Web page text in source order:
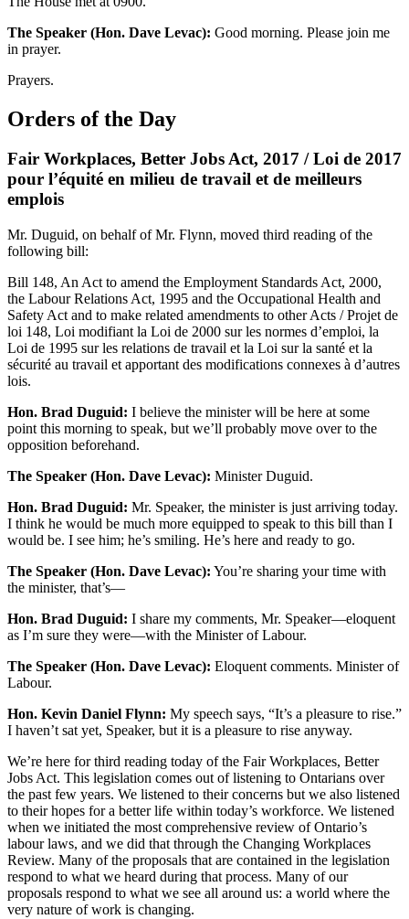
The Speaker (Hon. Dave Levac): Good morning. Please join me
in prayer.
Prayers.
Orders of the Day
Fair Workplaces, Better Jobs Act, 2017 / Loi de 2017
pour l’équité en milieu de travail et de meilleurs
emplois
Mr. Duguid, on behalf of Mr. Flynn, moved third reading of the
following bill:
Bill 148, An Act to amend the Employment Standards Act, 2000,
the Labour Relations Act, 1995 and the Occupational Health and
Safety Act and to make related amendments to other Acts / Projet de
loi 148, Loi modifiant la Loi de 2000 sur les normes d’emploi, la
Loi de 1995 sur les relations de travail et la Loi sur la santé et la
sécurité au travail et apportant des modifications connexes à d’autres
lois.
Hon. Brad Duguid: I believe the minister will be here at some
point this morning to speak, but we’ll probably move over to the
opposition beforehand.
The Speaker (Hon. Dave Levac): Minister Duguid.
Hon. Brad Duguid: Mr. Speaker, the minister is just arriving today.
I think he would be much more equipped to speak to this bill than I
would be. I see him; he’s smiling. He’s here and ready to go.
The Speaker (Hon. Dave Levac): You’re sharing your time with
the minister, that’s—
Hon. Brad Duguid: I share my comments, Mr. Speaker—eloquent
as I’m sure they were—with the Minister of Labour.
The Speaker (Hon. Dave Levac): Eloquent comments. Minister of
Labour.
Hon. Kevin Daniel Flynn: My speech says, “It’s a pleasure to rise.”
I haven’t sat yet, Speaker, but it is a pleasure to rise anyway.
We’re here for third reading today of the Fair Workplaces, Better
Jobs Act. This legislation comes out of listening to Ontarians over
the past few years. We listened to their concerns but we also listened
to their hopes for a better life within today’s workforce. We listened
when we initiated the most comprehensive review of Ontario’s
labour laws, and we did that through the Changing Workplaces
Review. Many of the proposals that are contained in the legislation
respond to what we heard during that process. Many of our
proposals respond to what we see all around us: a world where the
very nature of work is changing.